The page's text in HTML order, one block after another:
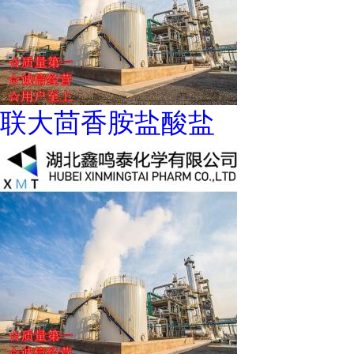
联大茴香胺盐酸盐